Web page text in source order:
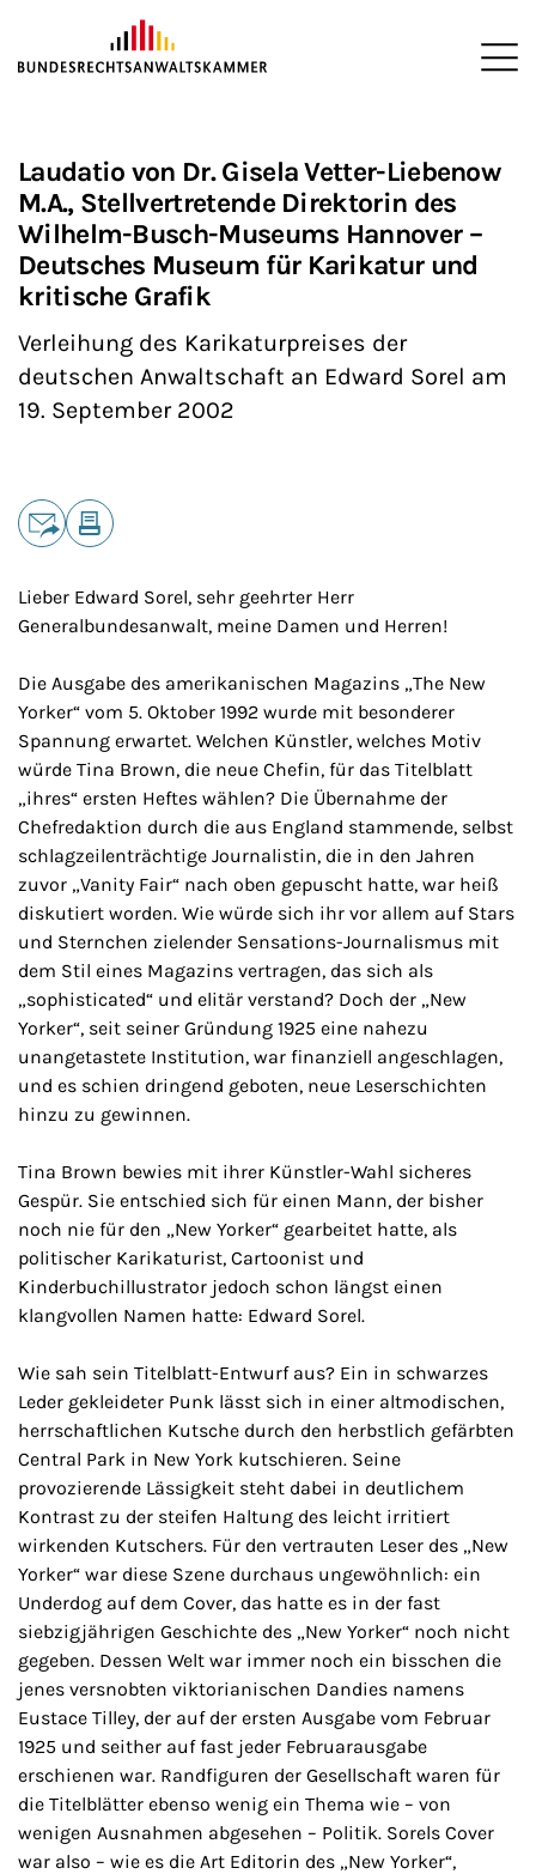
ZUM HAUPTINHALT SPRINGEN
Laudatio von Dr. Gisela Vetter-Liebenow
M.A., Stellvertretende Direktorin des
Wilhelm-Busch-Museums Hannover –
Deutsches Museum für Karikatur und
kritische Grafik
Verleihung des Karikaturpreises der
deutschen Anwaltschaft an Edward Sorel am
19. September 2002
Teilen
Lieber Edward Sorel, sehr geehrter Herr
Generalbundesanwalt, meine Damen und Herren!
Die Ausgabe des amerikanischen Magazins „The New
Yorker“ vom 5. Oktober 1992 wurde mit besonderer
Spannung erwartet. Welchen Künstler, welches Motiv
würde Tina Brown, die neue Chefin, für das Titelblatt
„ihres“ ersten Heftes wählen? Die Übernahme der
Chefredaktion durch die aus England stammende, selbst
schlagzeilenträchtige Journalistin, die in den Jahren
zuvor „Vanity Fair“ nach oben gepuscht hatte, war heiß
diskutiert worden. Wie würde sich ihr vor allem auf Stars
und Sternchen zielender Sensations-Journalismus mit
dem Stil eines Magazins vertragen, das sich als
„sophisticated“ und elitär verstand? Doch der „New
Yorker“, seit seiner Gründung 1925 eine nahezu
unangetastete Institution, war finanziell angeschlagen,
und es schien dringend geboten, neue Leserschichten
hinzu zu gewinnen.
Tina Brown bewies mit ihrer Künstler-Wahl sicheres
Gespür. Sie entschied sich für einen Mann, der bisher
noch nie für den „New Yorker“ gearbeitet hatte, als
politischer Karikaturist, Cartoonist und
Kinderbuchillustrator jedoch schon längst einen
klangvollen Namen hatte: Edward Sorel.
Wie sah sein Titelblatt-Entwurf aus? Ein in schwarzes
Leder gekleideter Punk lässt sich in einer altmodischen,
herrschaftlichen Kutsche durch den herbstlich gefärbten
Central Park in New York kutschieren. Seine
provozierende Lässigkeit steht dabei in deutlichem
Kontrast zu der steifen Haltung des leicht irritiert
wirkenden Kutschers. Für den vertrauten Leser des „New
Yorker“ war diese Szene durchaus ungewöhnlich: ein
Underdog auf dem Cover, das hatte es in der fast
siebzigjährigen Geschichte des „New Yorker“ noch nicht
gegeben. Dessen Welt war immer noch ein bisschen die
jenes versnobten viktorianischen Dandies namens
Eustace Tilley, der auf der ersten Ausgabe vom Februar
1925 und seither auf fast jeder Februarausgabe
erschienen war. Randfiguren der Gesellschaft waren für
die Titelblätter ebenso wenig ein Thema wie – von
wenigen Ausnahmen abgesehen – Politik. Sorels Cover
war also – wie es die Art Editorin des „New Yorker“,